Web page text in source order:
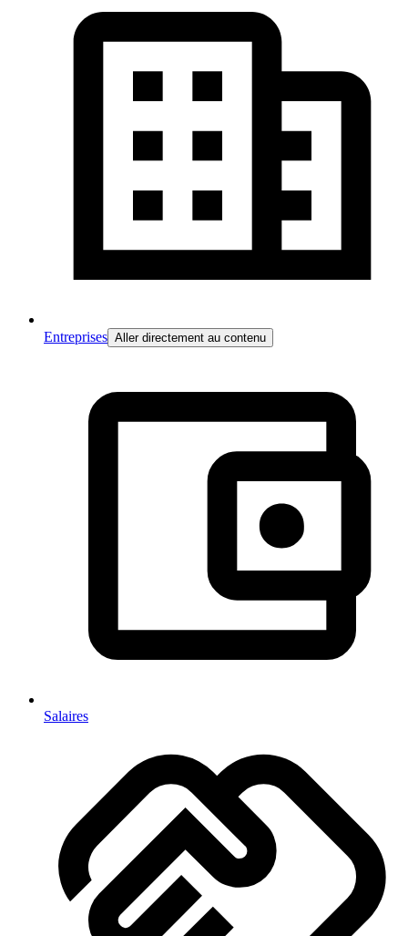
Entreprises Aller directement au contenu
Salaires